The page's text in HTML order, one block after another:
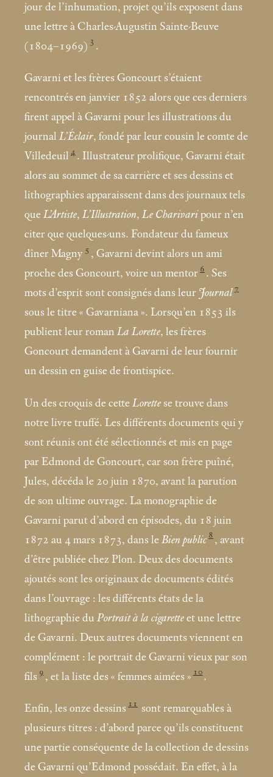
jour de l’inhumation, projet qu’ils exposent dans
une lettre à Charles-Augustin Sainte-Beuve
(1804–1969) 3 .
Gavarni et les frères Goncourt s’étaient
rencontrés en janvier 1852 alors que ces derniers
firent appel à Gavarni pour les illustrations du
journal L’Éclair, fondé par leur cousin le comte de
Villedeuil 4. Illustrateur prolifique, Gavarni était
alors au sommet de sa carrière et ses dessins et
lithographies apparaissent dans des journaux tels
que L’Artiste, L’Illustration, Le Charivaripour n’en
citer que quelques-uns. Fondateur du fameux
dîner Magny 5 , Gavarni devint alors un ami
proche des Goncourt, voire un mentor 6 . Ses
mots d’esprit sont consignés dans leur Journal 7
sous le titre « Gavarniana ». Lorsqu’en 1853 ils
publient leur roman La Lorette, les frères
Goncourt demandent à Gavarni de leur fournir
un dessin en guise de frontispice.
Un des croquis de cette Lorette se trouve dans
notre livre truffé. Les différents documents qui y
sont réunis ont été sélectionnés et mis en page
par Edmond de Goncourt, car son frère puîné,
Jules, décéda le 20 juin 1870, avant la parution
de son ultime ouvrage. La monographie de
Gavarni parut d’abord en épisodes, du 18 juin
1872 au 4 mars 1873, dans le Bien public 8 , avant
d’être publiée chez Plon. Deux des documents
ajoutés sont les originaux de documents édités
dans l’ouvrage : les différents états de la
lithographie du Portrait à la cigarette et une lettre
de Gavarni. Deux autres documents viennent en
complément : le portrait de Gavarni vieux par son
fils 9 , et la liste des « femmes aimées » 10.
Enfin, les onze dessins 11 sont remarquables à
plusieurs titres : d’abord parce qu’ils constituent
une partie conséquente de la collection de dessins
de Gavarni qu’Edmond possédait. En effet, à la